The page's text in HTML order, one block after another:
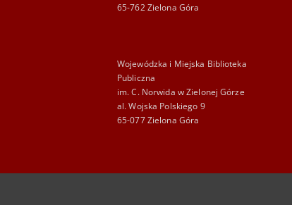
65-762 Zielona Góra
Wojewódzka i Miejska Biblioteka
Publiczna
im. C. Norwida w Zielonej Górze
al. Wojska Polskiego 9
65-077 Zielona Góra